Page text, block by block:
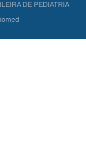
DE PEDIATRIA